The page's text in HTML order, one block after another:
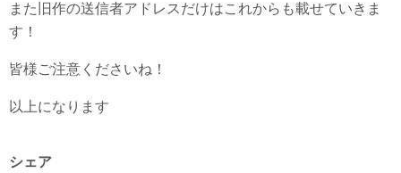
また旧作の送信者アドレスだけはこれからも載せていきま
す！
皆様ご注意くださいね！
以上になります
シェア